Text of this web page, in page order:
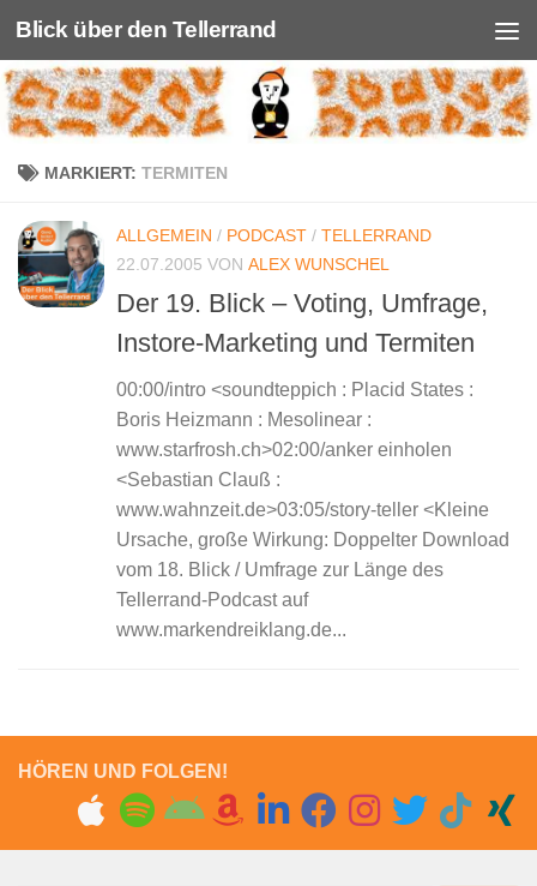
Unter dem Inhalt
Blick über den Tellerrand
MARKIERT: TERMITEN
ALLGEMEIN / PODCAST / TELLERRAND
22.07.2005 VON ALEX WUNSCHEL
Der 19. Blick – Voting, Umfrage,
Instore-Marketing und Termiten
00:00/intro <soundteppich : Placid States :
Boris Heizmann : Mesolinear :
www.starfrosh.ch>02:00/anker einholen
<Sebastian Clauß :
www.wahnzeit.de>03:05/story-teller <Kleine
Ursache, große Wirkung: Doppelter Download
vom 18. Blick / Umfrage zur Länge des
Tellerrand-Podcast auf
www.markendreiklang.de...
HÖREN UND FOLGEN!